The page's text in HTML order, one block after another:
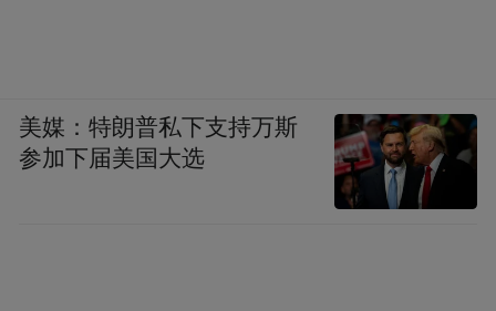
美媒：特朗普私下支持万斯
参加下届美国大选